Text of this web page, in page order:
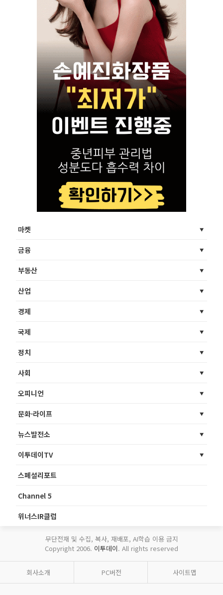
마켓
금융
부동산
산업
경제
국제
정치
사회
오피니언
문화·라이프
뉴스발전소
이투데이TV
스페셜리포트
Channel 5
위너스IR클럽
무단전재 및 수집, 복사, 재배포, AI학습 이용 금지
Copyright 2006. 이투데이. All rights reserved
회사소개 PC버전 사이트맵